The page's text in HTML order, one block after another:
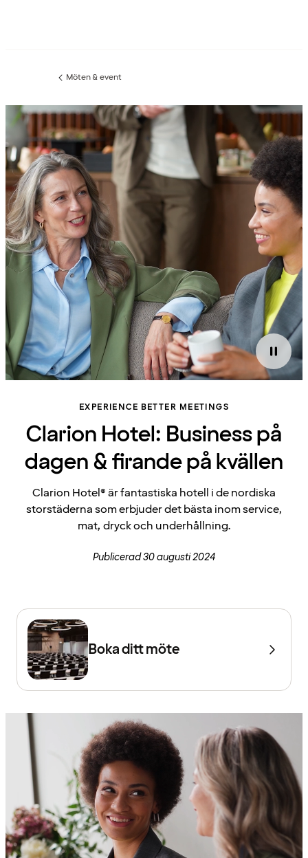
Föregående
Möten & event
EXPERIENCE BETTER MEETINGS
Clarion Hotel: Business på
dagen & firande på kvällen
Clarion Hotel® är fantastiska hotell i de nordiska
storstäderna som erbjuder det bästa inom service,
mat, dryck och underhållning.
Publicerad 30 augusti 2024
Boka ditt möte